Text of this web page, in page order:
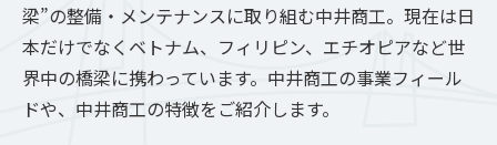
梁”の整備・メンテナンスに取り組む中井商工。 現在は日
本だけでなくベトナム、フィリピン、エチオピアなど世
界中の橋梁に携わっています。 中井商工の事業フィール
ドや、中井商工の特徴をご紹介します。